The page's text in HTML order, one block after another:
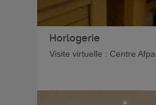
Horlogerie
Visite virtuelle : Centre